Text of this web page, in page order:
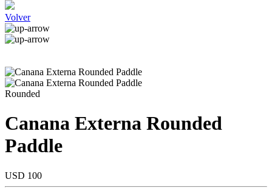
Volver
Rounded
Canana Externa Rounded
Paddle
USD 100